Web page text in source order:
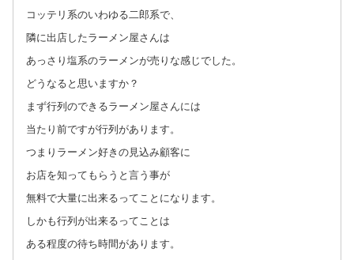
コッテリ系のいわゆる二郎系で、
隣に出店したラーメン屋さんは
あっさり塩系のラーメンが売りな感じでした。
どうなると思いますか？
まず行列のできるラーメン屋さんには
当たり前ですが行列があります。
つまりラーメン好きの見込み顧客に
お店を知ってもらうと言う事が
無料で大量に出来るってことになります。
しかも行列が出来るってことは
ある程度の待ち時間があります。